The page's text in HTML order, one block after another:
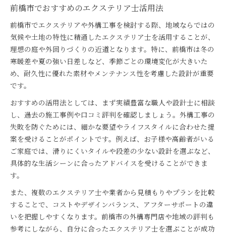
前橋市でおすすめのエクステリア士活用法
前橋市でエクステリアや外構工事を検討する際、地域ならではの
気候や土地の特性に精通したエクステリア士を活用することが、
理想の庭や外回りづくりの近道となります。特に、前橋市は冬の
寒暖差や夏の強い日差しなど、季節ごとの環境変化が大きいた
め、耐久性に優れた素材やメンテナンス性を考慮した設計が重要
です。
おすすめの活用法としては、まず実績豊富な職人や設計士に相談
し、過去の施工事例や口コミ評判を確認しましょう。外構工事の
失敗を防ぐためには、細かな要望やライフスタイルに合わせた提
案を受けることがポイントです。例えば、お子様や高齢者がいる
ご家庭では、滑りにくいタイルや段差の少ない設計を選ぶなど、
具体的な生活シーンに合ったアドバイスを受けることができま
す。
また、複数のエクステリア士や業者から見積もりやプランを比較
することで、コストやデザインバランス、アフターサポートの違
いを把握しやすくなります。前橋市の外構専門店や地域の評判も
参考にしながら、自分に合ったエクステリア士を選ぶことが成功